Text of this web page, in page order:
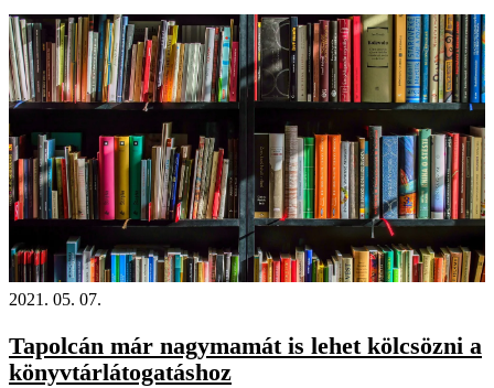
2021. 05. 07.
Tapolcán már nagymamát is lehet kölcsözni a
könyvtárlátogatáshoz